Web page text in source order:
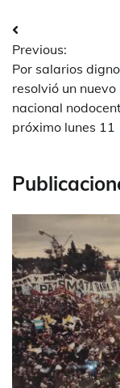
Navegación
de
entradas
Previous:
Por salarios
resolvió un
nacional
próximo lunes 11